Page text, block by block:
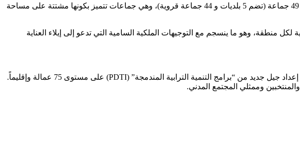
ينتظر أن يطلق العامل الغنامي زيارات ميدانية “مكوكية” إلى جميع الجماعات الترابية بالإقليم، والتي يصل عددها إلى 49 جماعة (تضم 5 بلديات و 44 جماعة قروية)، وهي جماعات تتميز بكونها مشتتة على مساحة
منطقة، وهو ما ينسجم مع التوجيهات الملكية السامية التي تدعو إلى إيلاء العناية
تأتي هذه الدينامية التواصلية بالتزامن مع إطلاق وزارة الداخلية لورش وطني استراتيجي يهم اللقاءات التشاورية حول إعداد جيل جديد من “برامج التنمية الترابية المندمجة” (PDTI) على مستوى 75 عمالة وإقليماً.
وممثلي المجتمع المدني.